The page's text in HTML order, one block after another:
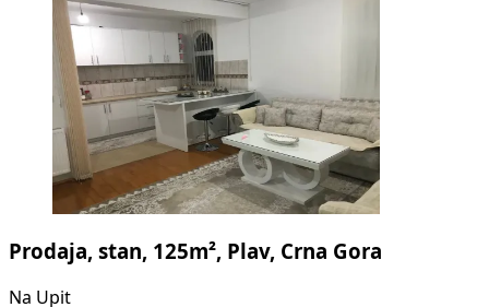
Prodaja, stan, 125m², Plav, Crna Gora
Na Upit